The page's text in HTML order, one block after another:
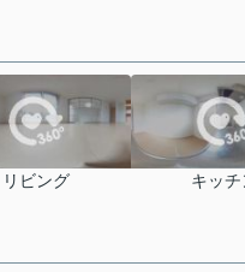
リビング キッチ